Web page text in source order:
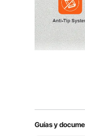
punto de
Guías y